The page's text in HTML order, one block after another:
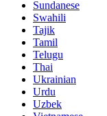
Sundanese
Swahili
Tajik
Tamil
Telugu
Thai
Ukrainian
Urdu
Uzbek